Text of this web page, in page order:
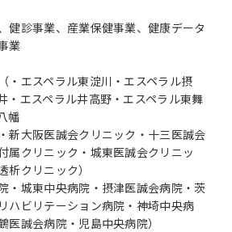
健診事業、産業保健事業、健康データ
業
・エスペラル東淀川・エスペラル摂
・エスペラル井高野・エスペラル東舞
幡
新大阪医誠会クリニック・十三医誠会
属クリニック・城東医誠会クリニッ
析クリニック）
・城東中央病院・摂津医誠会病院・茨
ハビリテーション病院・神埼中央病
医誠会病院・児島中央病院）